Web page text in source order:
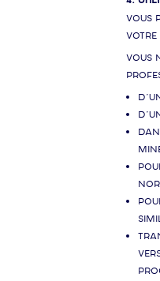
Vous
votre
Vous